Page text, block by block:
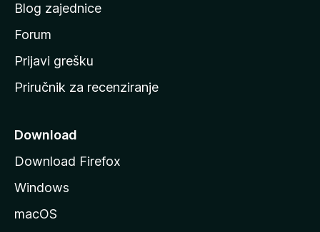
s
t
r
n
c
M
o
Blog zajednice
Forum
Prijavi grešku
Priručnik za recenziranje
Download
Download Firefox
Windows
macOS